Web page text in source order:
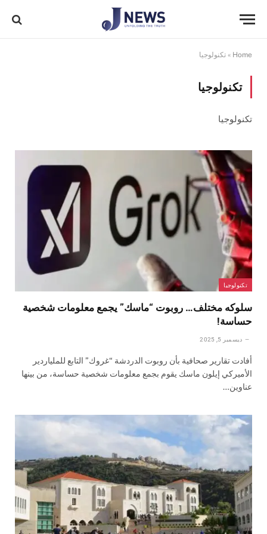
Home
» تكنولوجيا
تكنولوجيا
تكنولوجيا
تكنولوجيا
سلوكه مختلف… روبوت “ماسك” يجمع معلومات شخصية
حساسة!
ديسمبر 5, 2025
أفادت تقارير صحافية بأن روبوت الدردشة “غروك” التابع للملياردير
الأميركي إيلون ماسك يقوم بجمع معلومات شخصية حساسة، من بينها
عناوين…